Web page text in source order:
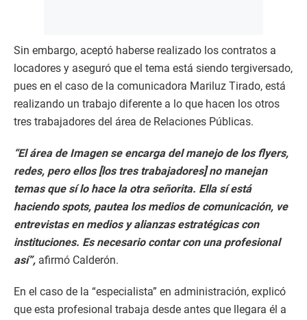
Sin embargo, aceptó haberse realizado los contratos a
locadores y aseguró que el tema está siendo tergiversado,
pues en el caso de la comunicadora Mariluz Tirado, está
realizando un trabajo diferente a lo que hacen los otros
tres trabajadores del área de Relaciones Públicas.
“El área de Imagen se encarga del manejo de los flyers,
redes, pero ellos [los tres trabajadores] no manejan
temas que sí lo hace la otra señorita. Ella sí está
haciendo spots, pautea los medios de comunicación, ve
entrevistas en medios y alianzas estratégicas con
instituciones. Es necesario contar con una profesional
así”, afirmó Calderón.
En el caso de la “especialista” en administración, explicó
que esta profesional trabaja desde antes que llegara él a